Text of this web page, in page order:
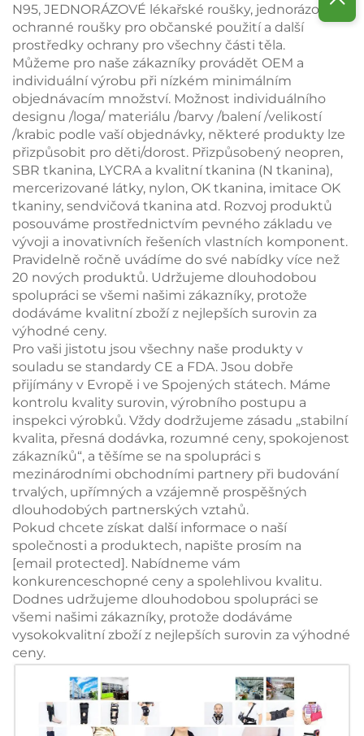
N95, JEDNORÁZOVÉ lékařské roušky, jednorázové
ochranné roušky pro občanské použití a další
prostředky ochrany pro všechny části těla.
Můžeme pro naše zákazníky provádět OEM a
individuální výrobu při nízkém minimálním
objednávacím množství. Možnost individuálního
designu /loga/ materiálu /barvy /balení /velikostí
/krabic podle vaší objednávky, některé produkty lze
přizpůsobit pro děti/dorost. Přizpůsobený neopren,
SBR tkanina, LYCRA a kvalitní tkanina (N tkanina),
mercerizované látky, nylon, OK tkanina, imitace OK
tkaniny, sendvičová tkanina atd. Rozvoj produktů
posouváme prostřednictvím pevného základu ve
vývoji a inovativních řešeních vlastních komponent.
Pravidelně ročně uvádíme do své nabídky více než
20 nových produktů. Udržujeme dlouhodobou
spolupráci se všemi našimi zákazníky, protože
dodáváme kvalitní zboží z nejlepších surovin za
výhodné ceny.
Pro vaši jistotu jsou všechny naše produkty v
souladu se standardy CE a FDA. Jsou dobře
přijímány v Evropě i ve Spojených státech. Máme
kontrolu kvality surovin, výrobního postupu a
inspekci výrobků. Vždy dodržujeme zásadu „stabilní
kvalita, přesná dodávka, rozumné ceny, spokojenost
zákazníků“, a těšíme se na spolupráci s
mezinárodními obchodními partnery při budování
trvalých, upřímných a vzájemně prospěšných
dlouhodobých partnerských vztahů.
Pokud chcete získat další informace o naší
společnosti a produktech, napište prosím na
[email protected]. Nabídneme vám
konkurenceschopné ceny a spolehlivou kvalitu.
Dodnes udržujeme dlouhodobou spolupráci se
všemi našimi zákazníky, protože dodáváme
vysokokvalitní zboží z nejlepších surovin za výhodné
ceny.